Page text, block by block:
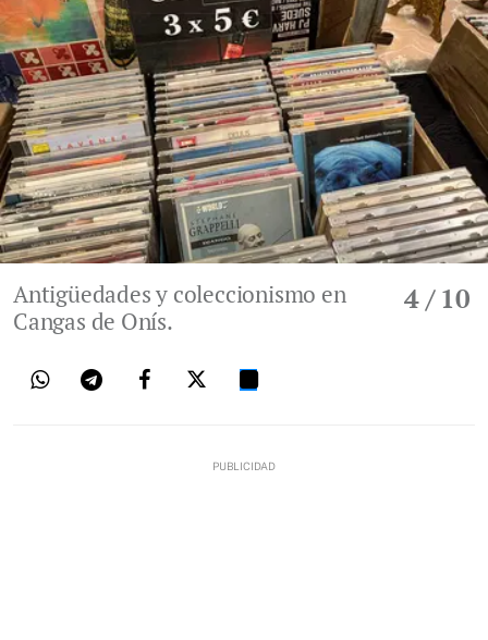
4/ 10
Antigüedades y coleccionismo en
Cangas de Onís.